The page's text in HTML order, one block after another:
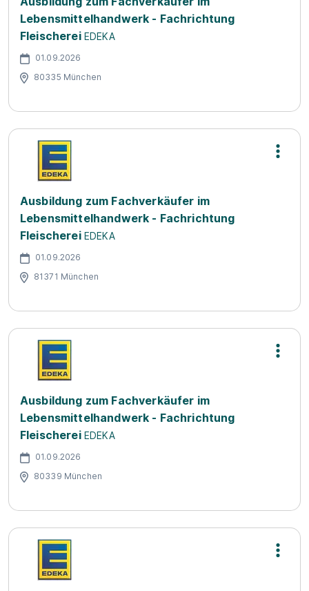
Lebensmittelhandwerk - Fachrichtung
Fleischerei EDEKA
01.09.2026
80335 München
Ausbildung zum Fachverkäufer im
Lebensmittelhandwerk - Fachrichtung
Fleischerei EDEKA
01.09.2026
81371 München
Ausbildung zum Fachverkäufer im
Lebensmittelhandwerk - Fachrichtung
Fleischerei EDEKA
01.09.2026
80339 München